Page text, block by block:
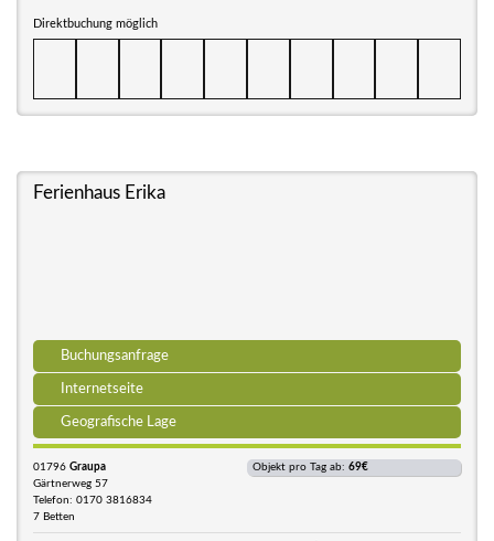
Direktbuchung möglich
Ferienhaus Erika
Buchungsanfrage
Internetseite
Geografische Lage
01796 Graupa
Gärtnerweg 57
Telefon: 0170 3816834
7 Betten
Objekt pro Tag ab: 69€